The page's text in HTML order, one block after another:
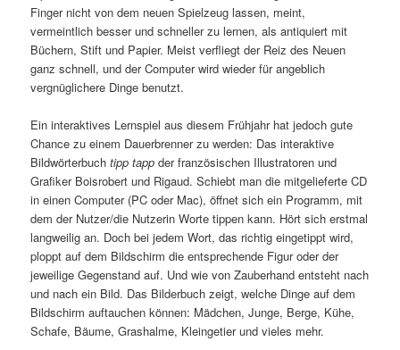
Finger nicht von dem neuen Spielzeug lassen, meint,
vermeintlich besser und schneller zu lernen, als antiquiert mit
Büchern, Stift und Papier. Meist verfliegt der Reiz des Neuen
ganz schnell, und der Computer wird wieder für angeblich
vergnüglichere Dinge benutzt.
Ein interaktives Lernspiel aus diesem Frühjahr hat jedoch gute
Chance zu einem Dauerbrenner zu werden: Das interaktive
Bildwörterbuchtipp tapp der französischen Illustratoren und
Grafiker Boisrobert und Rigaud. Schiebt man die mitgelieferte CD
in einen Computer (PC oder Mac), öffnet sich ein Programm, mit
dem der Nutzer/die Nutzerin Worte tippen kann. Hört sich erstmal
langweilig an. Doch bei jedem Wort, das richtig eingetippt wird,
ploppt auf dem Bildschirm die entsprechende Figur oder der
jeweilige Gegenstand auf. Und wie von Zauberhand entsteht nach
und nach ein Bild. Das Bilderbuch zeigt, welche Dinge auf dem
Bildschirm auftauchen können: Mädchen, Junge, Berge, Kühe,
Schafe, Bäume, Grashalme, Kleingetier und vieles mehr.